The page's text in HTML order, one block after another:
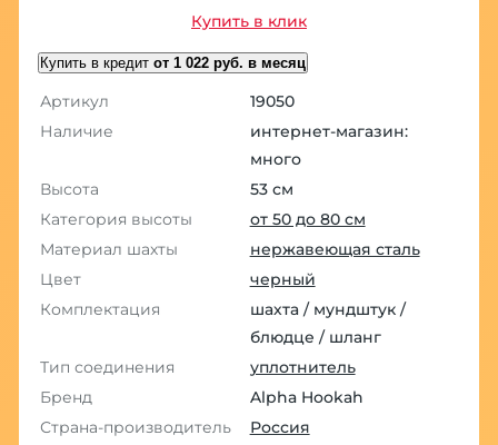
Купить в клик
Купить в кредит от 1 022 руб. в месяц
Артикул
19050
Наличие
интернет-магазин:
много
Высота
53 см
Категория высоты
от 50 до 80 см
Материал шахты
нержавеющая сталь
Цвет
черный
Комплектация
шахта / мундштук /
блюдце / шланг
Тип соединения
уплотнитель
Бренд
Alpha Hookah
Страна-производитель
Россия